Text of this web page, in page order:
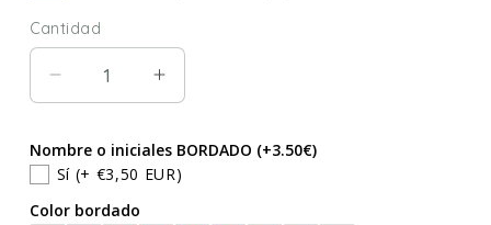
Cantidad
Cantidad
Reducir
cantidad
Lanyard
VICHY
AZUL
Aumentar
cantidad
Lanyard
VICHY
Nombre o iniciales BORDADO (+3.50€)
Sí (+ €3,50 EUR)
Color bordado